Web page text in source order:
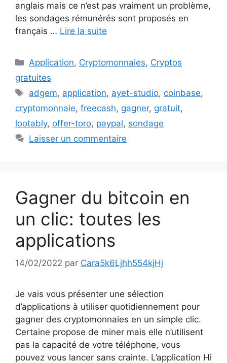
anglais mais ce n’est pas vraiment un problème,
les sondages rémunérés sont proposés en
français … Lire la suite
Catégories
Application, Cryptomonnaies, Cryptos
gratuites
Étiquettes
adgem, application, ayet-studio, coinbase,
cryptomonnaie, freecash, gagner, gratuit,
lootably, offer-toro, paypal, sondage
Laisser un commentaire
Gagner du bitcoin en
un clic: toutes les
applications
14/02/2022 par Cara5k6Ljhh554kjHj
Je vais vous présenter une sélection
d’applications à utiliser quotidiennement pour
gagner des cryptomonnaies en un simple clic.
Certaine propose de miner mais elle n’utilisent
pas la capacité de votre téléphone, vous
pouvez vous lancer sans crainte. L’application Hi